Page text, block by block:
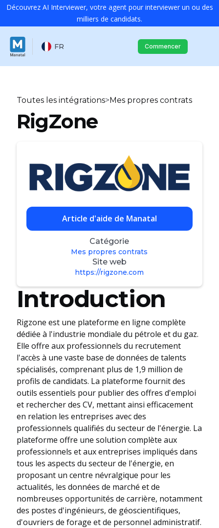
Découvrez AI Interviewer, votre agent pour interviewer un ou des
milliers de candidats.
FR Commencer
Toutes les intégrations>Mes propres contrats
RigZone
Article d'aide de Manatal
Catégorie
Mes propres contrats
Site web
https://rigzone.com
Introduction
Rigzone est une plateforme en ligne complète
dédiée à l'industrie mondiale du pétrole et du gaz.
Elle offre aux professionnels du recrutement
l'accès à une vaste base de données de talents
spécialisés, comprenant plus de 1,9 million de
profils de candidats. La plateforme fournit des
outils essentiels pour publier des offres d'emploi
et rechercher des CV, mettant ainsi efficacement
en relation les entreprises avec des
professionnels qualifiés du secteur de l'énergie. La
plateforme offre une solution complète aux
professionnels et aux entreprises impliqués dans
tous les aspects du secteur de l'énergie, en
proposant un centre névralgique pour les
actualités, les données de marché et de
nombreuses opportunités de carrière, notamment
des postes d'ingénieurs, de géoscientifiques,
d'ouvriers de forage et de personnel administratif.